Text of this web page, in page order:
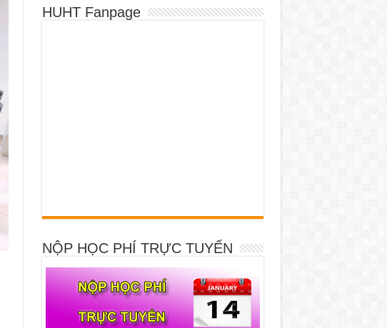
HUHT Fanpage
NỘP HỌC PHÍ TRỰC TUYẾN